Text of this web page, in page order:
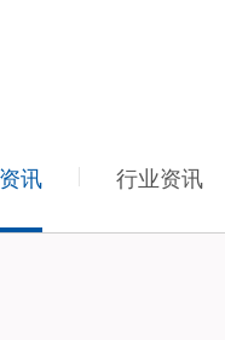
客户需求，客户
讯 行业资讯